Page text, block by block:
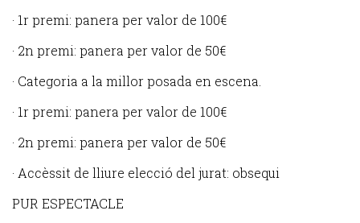
· 1r premi: panera per valor de 100€
· 2n premi: panera per valor de 50€
· Categoria a la millor posada en escena.
· 1r premi: panera per valor de 100€
· 2n premi: panera per valor de 50€
· Accèssit de lliure elecció del jurat: obsequi
PUR ESPECTACLE